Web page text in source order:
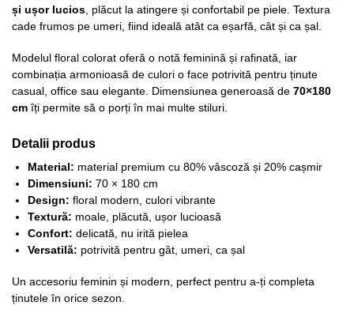
și ușor lucios , plăcut la atingere și confortabil pe piele. Textura
cade frumos pe umeri, fiind ideală atât ca eșarfă, cât și ca șal.
Modelul floral colorat oferă o notă feminină și rafinată, iar
combinația armonioasă de culori o face potrivită pentru ținute
casual, office sau elegante. Dimensiunea generoasă de 70×180
cmîți permite să o porți în mai multe stiluri.
Detalii produs
Material: material premium cu 80% vâscoză și 20% cașmir
Dimensiuni: 70 × 180 cm
Design: floral modern, culori vibrante
Textură: moale, plăcută, ușor lucioasă
Confort: delicată, nu irită pielea
Versatilă: potrivită pentru gât, umeri, ca șal
Un accesoriu feminin și modern, perfect pentru a-ți completa
ținutele în orice sezon.